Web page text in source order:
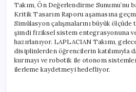
Takım, Ön Değerlendirme Sunumu’nu
Kritik Tasarım Raporu aşamasına
Simülasyon çalışmalarını büyük ölçüde
şimdi fiziksel sistem entegrasyonuna
hazırlanıyor. LAPLACIAN Takımı,
disiplinlerden öğrencilerin katılımıyla
kurmayı ve robotik ile otonom
ilerleme kaydetmeyi hedefliyor.